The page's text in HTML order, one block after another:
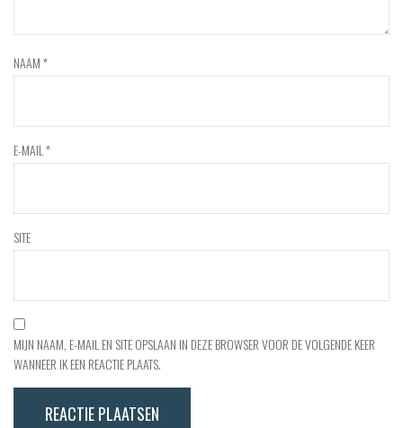
NAAM*
E-MAIL*
SITE
MIJN NAAM, E-MAIL EN SITE OPSLAAN IN DEZE BROWSER VOOR DE VOLGENDE KEER
WANNEER IK EEN REACTIE PLAATS.